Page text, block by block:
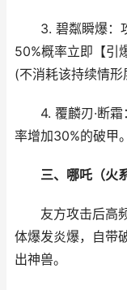
3. 碧粼瞬爆：攻
50%概率立即【引
(不消耗该持续情形
4. 覆麟刃·断霜
率增加30%的破甲。
三、哪吒（火
友方攻击后高频
体爆发炎爆，自带
出神兽。